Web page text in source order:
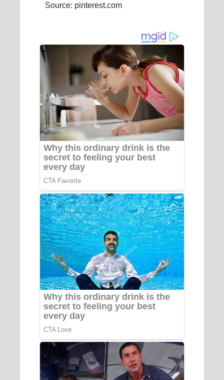
Source: pinterest.com